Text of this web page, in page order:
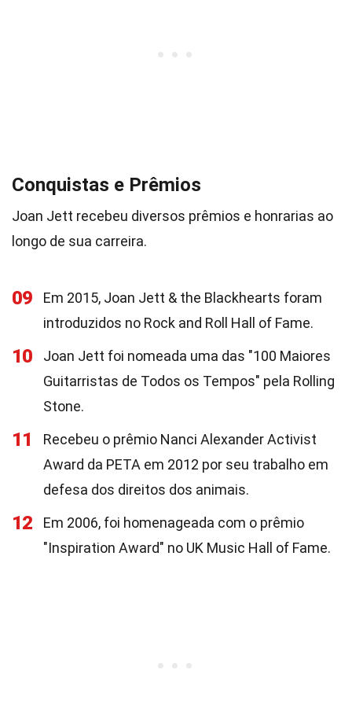
Conquistas e Prêmios
Joan Jett recebeu diversos prêmios e honrarias ao
longo de sua carreira.
09
Em 2015, Joan Jett & the Blackhearts foram
introduzidos no Rock and Roll Hall of Fame.
10
Joan Jett foi nomeada uma das "100 Maiores
Guitarristas de Todos os Tempos" pela Rolling
Stone.
11
Recebeu o prêmio Nanci Alexander Activist
Award da PETA em 2012 por seu trabalho em
defesa dos direitos dos animais.
12
Em 2006, foi homenageada com o prêmio
"Inspiration Award" no UK Music Hall of Fame.